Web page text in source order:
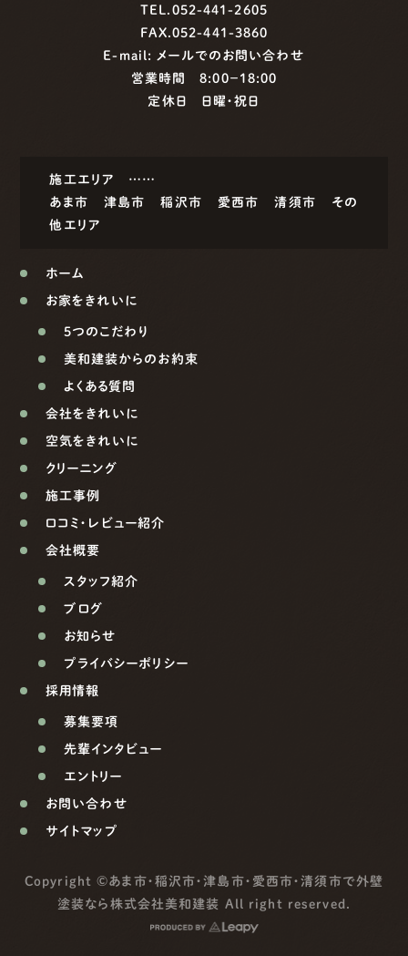
TEL.052-441-2605
FAX.052-441-3860
E-mail: メールでのお問い合わせ
営業時間 8:00−18:00
定休日 日曜・祝日
施工エリア ……
あま市
津島市 稲沢市 愛西市 清須市
その
他エリア
ホーム
お家をきれいに
5つのこだわり
美和建装からのお約束
よくある質問
会社をきれいに
空気をきれいに
クリーニング
施工事例
口コミ・レビュー紹介
会社概要
スタッフ紹介
ブログ
お知らせ
プライバシーポリシー
採用情報
募集要項
先輩インタビュー
エントリー
お問い合わせ
サイトマップ
Copyright ©あま市・稲沢市・津島市・愛西市・清須市で外壁
塗装なら株式会社美和建装 All right reserved.